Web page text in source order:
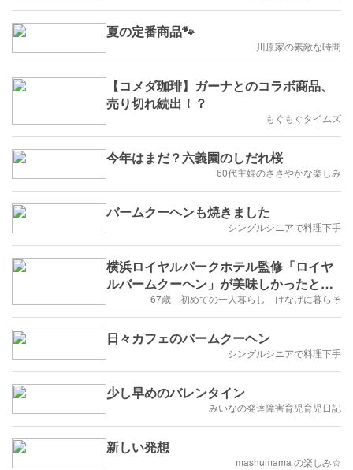
夏の定番商品🐾
川原家の素敵な時間
【コメダ珈琲】ガーナとのコラボ商品、
売り切れ続出！？
もぐもぐタイムズ
今年はまだ？六義園のしだれ桜
60代主婦のささやかな楽しみ
バームクーヘンも焼きました
シングルシニアで料理下手
横浜ロイヤルパークホテル監修「ロイヤ
ルバームクーヘン」が美味しかったと日
記に書いてあったから
67歳 初めての一人暮らし けなげに暮らそ
日々カフェのバームクーヘン
シングルシニアで料理下手
少し早めのバレンタイン
みいなの発達障害育児育児日記
新しい発想
mashumama の楽しみ☆